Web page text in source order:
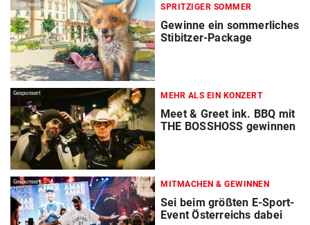
Gesponsert SPRITZIGER SOMMER
Gewinne ein sommerliches
Stibitzer-Package
Gesponsert MEHR ALS EIN KONZERT
Meet & Greet ink. BBQ mit
THE BOSSHOSS gewinnen
Gesponsert MITMACHEN & GEWINNEN
Sei beim größten E-Sport-
Event Österreichs dabei